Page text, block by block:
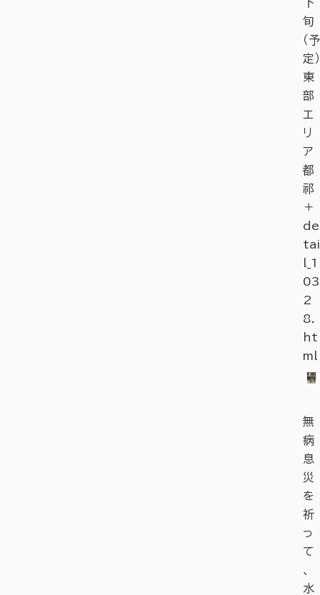
下
旬
（予
定）
東
部
エ
リ
ア
都
祁
＋
de
tai
l_1
03
2
8.
ht
ml
無
病
息
災
を
祈
っ
て
、
水